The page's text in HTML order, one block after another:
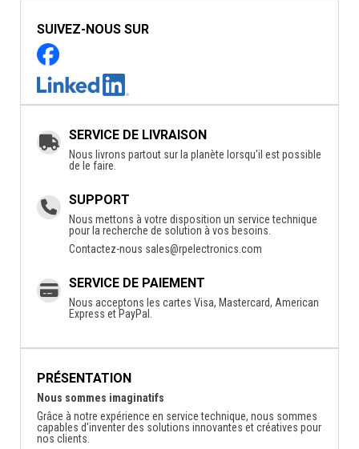
SUIVEZ-NOUS SUR
SERVICE DE LIVRAISON
Nous livrons partout sur la planète lorsqu'il est possible
de le faire.
SUPPORT
Nous mettons à votre disposition un service technique
pour la recherche de solution à vos besoins.
Contactez-nous sales@rpelectronics.com
SERVICE DE PAIEMENT
Nous acceptons les cartes Visa, Mastercard, American
Express et PayPal.
PRÉSENTATION
Nous sommes imaginatifs
Grâce à notre expérience en service technique, nous sommes
capables d'inventer des solutions innovantes et créatives pour
nos clients.